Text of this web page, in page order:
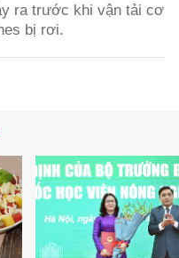
ra trước khi vận tải cơ
bị rơi.